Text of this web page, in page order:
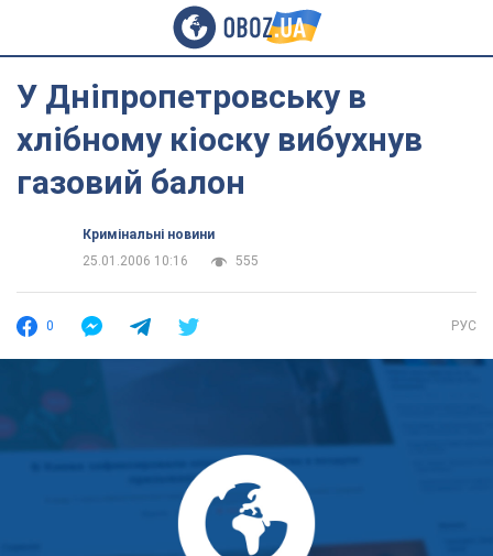
У Дніпропетровську в
хлібному кіоску вибухнув
газовий балон
Кримінальні новини
25.01.2006 10:16
555
0 РУС